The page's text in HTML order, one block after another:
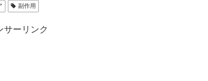
副作用
サーリンク